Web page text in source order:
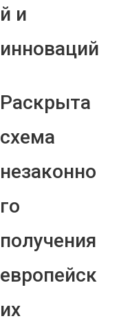
й и
инноваций
Раскрыта
схема
незаконно
го
получения
европейск
их